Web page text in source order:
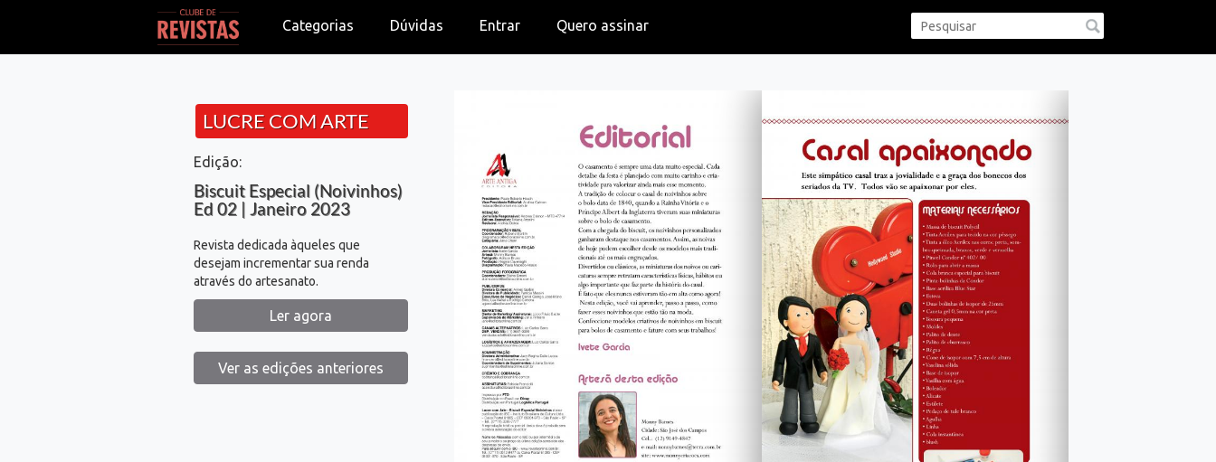
Categorias Dúvidas Entrar Quero assinar
LUCRE COM ARTE
Edição:
Biscuit Especial (Noivinhos)
Ed 02 | Janeiro 2023
Revista dedicada àqueles que
desejam incrementar sua renda
através do artesanato.
Ler agora
Ver as edições anteriores